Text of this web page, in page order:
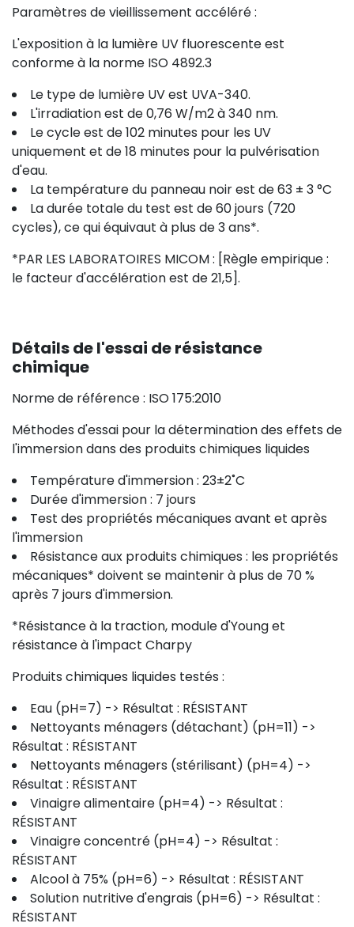
Paramètres de vieillissement accéléré :
L'exposition à la lumière UV fluorescente est
conforme à la norme ISO 4892.3
Le type de lumière UV est UVA-340.
L'irradiation est de 0,76 W/m2 à 340 nm.
Le cycle est de 102 minutes pour les UV
uniquement et de 18 minutes pour la pulvérisation
d'eau.
La température du panneau noir est de 63 ± 3 °C
La durée totale du test est de 60 jours (720
cycles), ce qui équivaut à plus de 3 ans*.
*PAR LES LABORATOIRES MICOM : [Règle empirique :
le facteur d'accélération est de 21,5].
Détails de l'essai de résistance
chimique
Norme de référence : ISO 175:2010
Méthodes d'essai pour la détermination des effets de
l'immersion dans des produits chimiques liquides
Température d'immersion : 23±2˚C
Durée d'immersion : 7 jours
Test des propriétés mécaniques avant et après
l'immersion
Résistance aux produits chimiques : les propriétés
mécaniques* doivent se maintenir à plus de 70 %
après 7 jours d'immersion.
*Résistance à la traction, module d'Young et
résistance à l'impact Charpy
Produits chimiques liquides testés :
Eau (pH=7) -> Résultat : RÉSISTANT
Nettoyants ménagers (détachant) (pH=11) ->
Résultat : RÉSISTANT
Nettoyants ménagers (stérilisant) (pH=4) ->
Résultat : RÉSISTANT
Vinaigre alimentaire (pH=4) -> Résultat :
RÉSISTANT
Vinaigre concentré (pH=4) -> Résultat :
RÉSISTANT
Alcool à 75% (pH=6) -> Résultat : RÉSISTANT
Solution nutritive d'engrais (pH=6) -> Résultat :
RÉSISTANT